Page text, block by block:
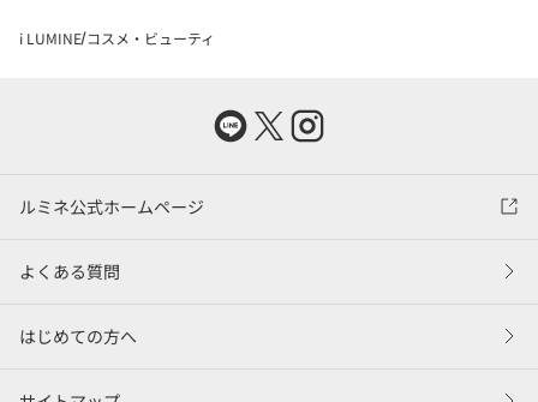
i LUMINE コスメ・ビューティ
ルミネ公式ホームページ
よくある質問
はじめての方へ